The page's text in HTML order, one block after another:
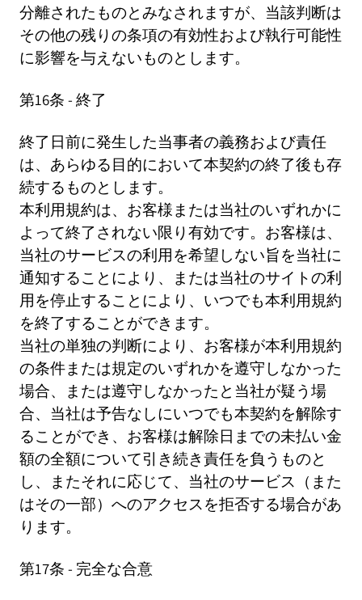
分離されたものとみなされますが、当該判断は
その他の残りの条項の有効性および執行可能性
に影響を与えないものとします。
第16条 - 終了
終了日前に発生した当事者の義務および責任
は、あらゆる目的において本契約の終了後も存
続するものとします。
本利用規約は、お客様または当社のいずれかに
よって終了されない限り有効です。お客様は、
当社のサービスの利用を希望しない旨を当社に
通知することにより、または当社のサイトの利
用を停止することにより、いつでも本利用規約
を終了することができます。
当社の単独の判断により、お客様が本利用規約
の条件または規定のいずれかを遵守しなかった
場合、または遵守しなかったと当社が疑う場
合、当社は予告なしにいつでも本契約を解除す
ることができ、お客様は解除日までの未払い金
額の全額について引き続き責任を負うものと
し、またそれに応じて、当社のサービス（また
はその一部）へのアクセスを拒否する場合があ
ります。
第17条 - 完全な合意